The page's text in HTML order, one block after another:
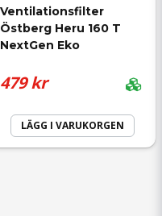
Ventilationsfilter
Östberg Heru 160 T
NextGen Eko
479 kr
LÄGG I VARUKORGEN